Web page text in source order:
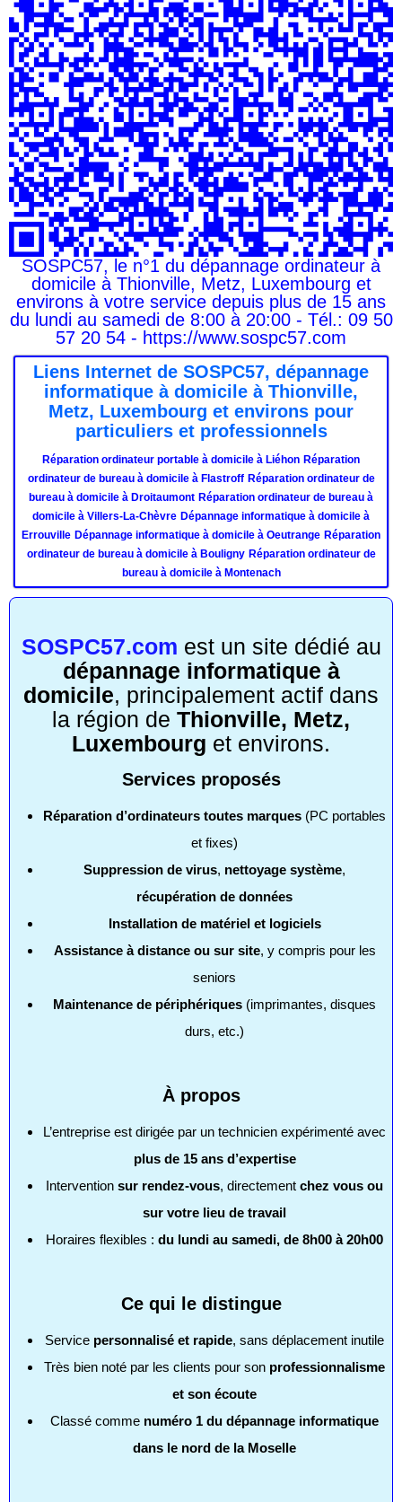
SOSPC57, le n°1 du dépannage ordinateur à
domicile à Thionville, Metz, Luxembourg et
environs à votre service depuis plus de 15 ans
du lundi au samedi de 8:00 à 20:00 - Tél.: 09 50
57 20 54 - https://www.sospc57.com
Liens Internet de SOSPC57, dépannage
informatique à domicile à Thionville,
Metz, Luxembourg et environs pour
particuliers et professionnels
Réparation ordinateur portable à domicile à Liéhon Réparation
ordinateur de bureau à domicile à Flastroff Réparation ordinateur de
bureau à domicile à Droitaumont Réparation ordinateur de bureau à
domicile à Villers-La-Chèvre Dépannage informatique à domicile à
Errouville Dépannage informatique à domicile à Oeutrange Réparation
ordinateur de bureau à domicile à Bouligny Réparation ordinateur de
bureau à domicile à Montenach
SOSPC57.com est un site dédié au
dépannage informatique à
domicile, principalement actif dans
la région de Thionville, Metz,
Luxembourg et environs.
Services proposés
Réparation d’ordinateurs toutes marques (PC portables
et fixes)
Suppression de virus, nettoyage système,
récupération de données
Installation de matériel et logiciels
Assistance à distance ou sur site, y compris pour les
seniors
Maintenance de périphériques (imprimantes, disques
durs, etc.)
À propos
L’entreprise est dirigée par un technicien expérimenté avec
plus de 15 ans d’expertise
Intervention sur rendez-vous, directement chez vous ou
sur votre lieu de travail
Horaires flexibles : du lundi au samedi, de 8h00 à 20h00
Ce qui le distingue
Service personnalisé et rapide, sans déplacement inutile
Très bien noté par les clients pour son professionnalisme
et son écoute
Classé comme numéro 1 du dépannage informatique
dans le nord de la Moselle